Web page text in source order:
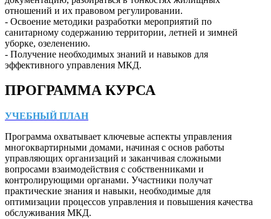
отношений и их правовом регулировании.
- Освоение методики разработки мероприятий по
санитарному содержанию территории, летней и зимней
уборке, озеленению.
- Получение необходимых знаний и навыков для
эффективного управления МКД.
ПРОГРАММА КУРСА
УЧЕБНЫЙ ПЛАН
Программа охватывает ключевые аспекты управления
многоквартирными домами, начиная с основ работы
управляющих организаций и заканчивая сложными
вопросами взаимодействия с собственниками и
контролирующими органами. Участники получат
практические знания и навыки, необходимые для
оптимизации процессов управления и повышения качества
обслуживания МКД.